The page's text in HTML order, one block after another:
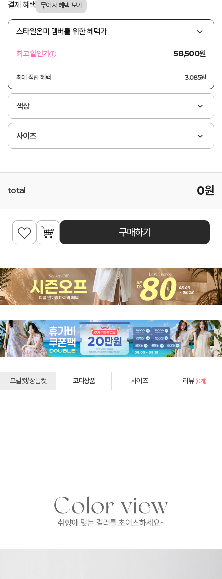
결제 혜택
스타일온미 멤버를 위한 혜택가
최고할인가 58,500원
최대 적립 혜택 3,085원
색상
사이즈
total 0원
구매하기
모델컷/상품컷 코디상품 사이즈 리뷰 (0개)